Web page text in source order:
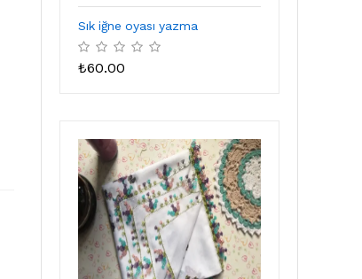
Sık iğne oyası yazma
₺60.00